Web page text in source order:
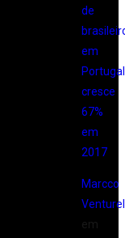
de
em
Portugal
cresce
67%
em
2017
Marcco
em